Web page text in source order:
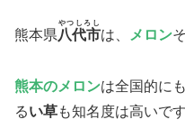
熊本県八代市
やつしろし
は、 メロン
熊本のメロンは全国的に
るい草も知名度は高いです